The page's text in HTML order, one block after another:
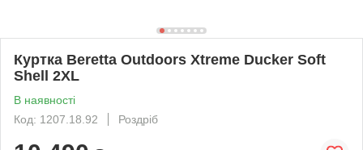
Куртка Beretta Outdoors Xtreme Ducker Soft
Shell 2XL
В наявності
Код: 1207.18.92
Роздріб